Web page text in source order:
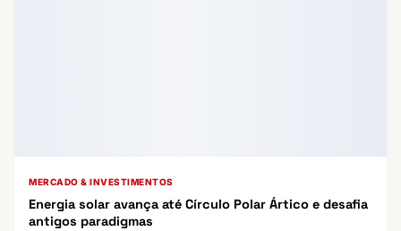
MERCADO & INVESTIMENTOS
Energia solar avança até Círculo Polar Ártico e desafia
antigos paradigmas